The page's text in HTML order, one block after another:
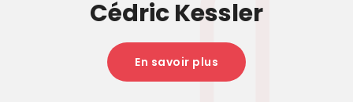
Cédric Kessler
En savoir plus